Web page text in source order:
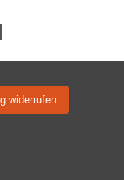
widerrufen